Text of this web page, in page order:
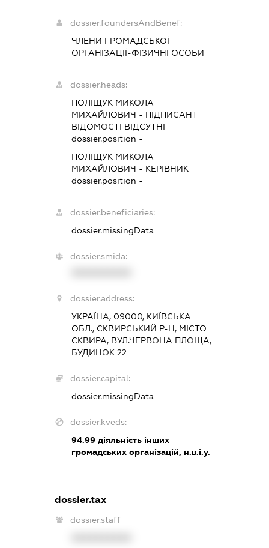
dossier.foundersAndBenef:
ЧЛЕНИ ГРОМАДСЬКОЇ
ОРГАНІЗАЦІЇ-ФІЗИЧНІ ОСОБИ
dossier.heads:
ПОЛІЩУК МИКОЛА
МИХАЙЛОВИЧ - ПІДПИСАНТ
ВІДОМОСТІ ВІДСУТНІ
dossier.position -
ПОЛІЩУК МИКОЛА
МИХАЙЛОВИЧ - КЕРІВНИК
dossier.position -
dossier.beneficiaries:
dossier.missingData
dossier.smida:
dossier.address:
УКРАЇНА, 09000, КИЇВСЬКА
ОБЛ., СКВИРСЬКИЙ Р-Н, МІСТО
СКВИРА, ВУЛ.ЧЕРВОНА ПЛОЩА,
БУДИНОК 22
dossier.capital:
dossier.missingData
dossier.kveds:
94.99 діяльність інших
громадських організацій, н.в.і.у.
dossier.tax
dossier.staff